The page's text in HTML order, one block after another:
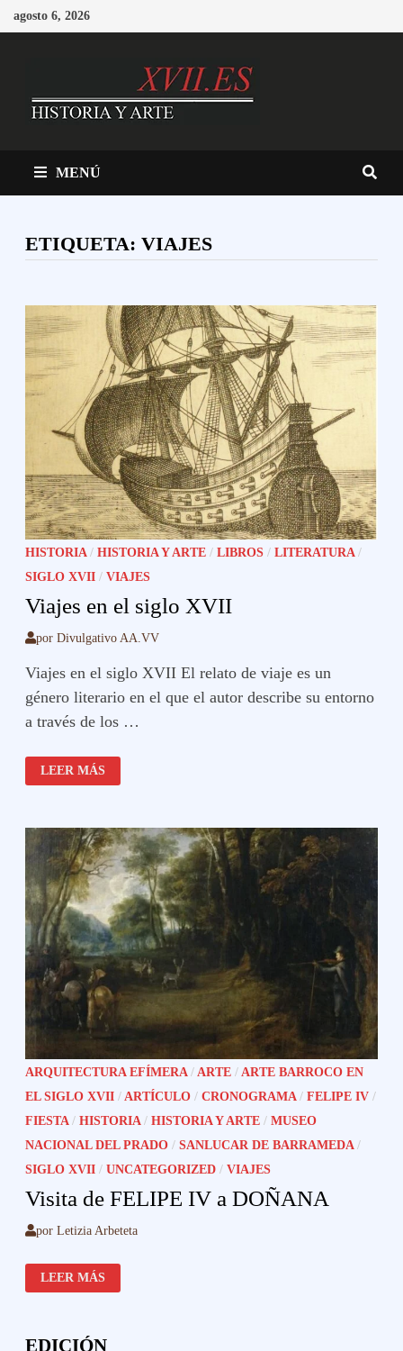
Saltar
al
agosto 6, 2026
MENÚ
ETIQUETA:VIAJES
HISTORIA /HISTORIA Y ARTE /LIBROS /LITERATURA /
SIGLO XVII /VIAJES
Viajes en el siglo XVII
porDivulgativo AA.VV
Viajes en el siglo XVII El relato de viaje es un
género literario en el que el autor describe su entorno
a través de los …
VIAJES
EN
EL
LEER MÁS
ARQUITECTURA EFÍMERA/ARTE /ARTE BARROCO EN
EL SIGLO XVII /ARTÍCULO /CRONOGRAMA/FELIPE IV /
FIESTA/HISTORIA/HISTORIA Y ARTE /MUSEO
NACIONAL DEL PRADO /SANLUCAR DE BARRAMEDA/
SIGLO XVII /UNCATEGORIZED /VIAJES
Visita de FELIPE IV a DOÑANA
porLetizia Arbeteta
VISITA
DE
FELIPE
DOÑANA
LEER MÁS
EDICIÓN